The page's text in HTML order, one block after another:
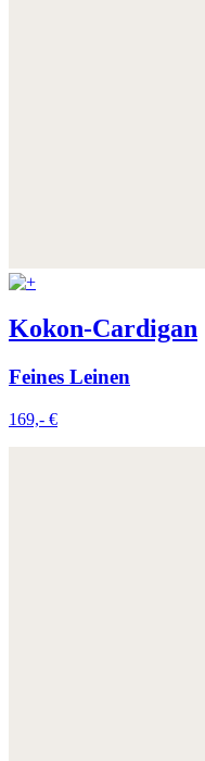
Kokon-Cardigan
Feines Leinen
169,- €